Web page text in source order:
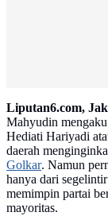
Liputan6.com,
Mahyudin
Hediati Hariyadi
daerah
Golkar. Namun
hanya dari
memimpin partai
mayoritas.